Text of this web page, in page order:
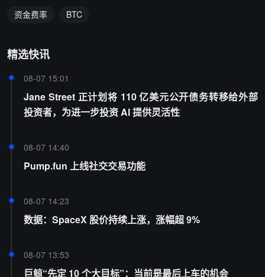
资金费率 BTC
精选快讯
08-07 15:01
Jane Street 正计划将 110 亿美元公开债务转移给外部
投资者，为进一步投资 AI 提供灵活性
08-07 14:40
Pump.fun 上线社交交易功能
08-07 14:23
数据：SpaceX 股价持续上涨，涨幅超 9%
08-07 13:53
巨鲸“先定 10 个大目标”：当前是最后上车的机会